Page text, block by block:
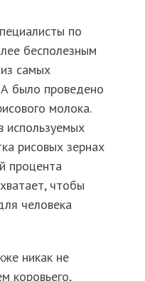
по
бесполезным
самых
было проведено
молока.
используемых
рисовых зернах
процента
чтобы
человека
никак не
коровьего,